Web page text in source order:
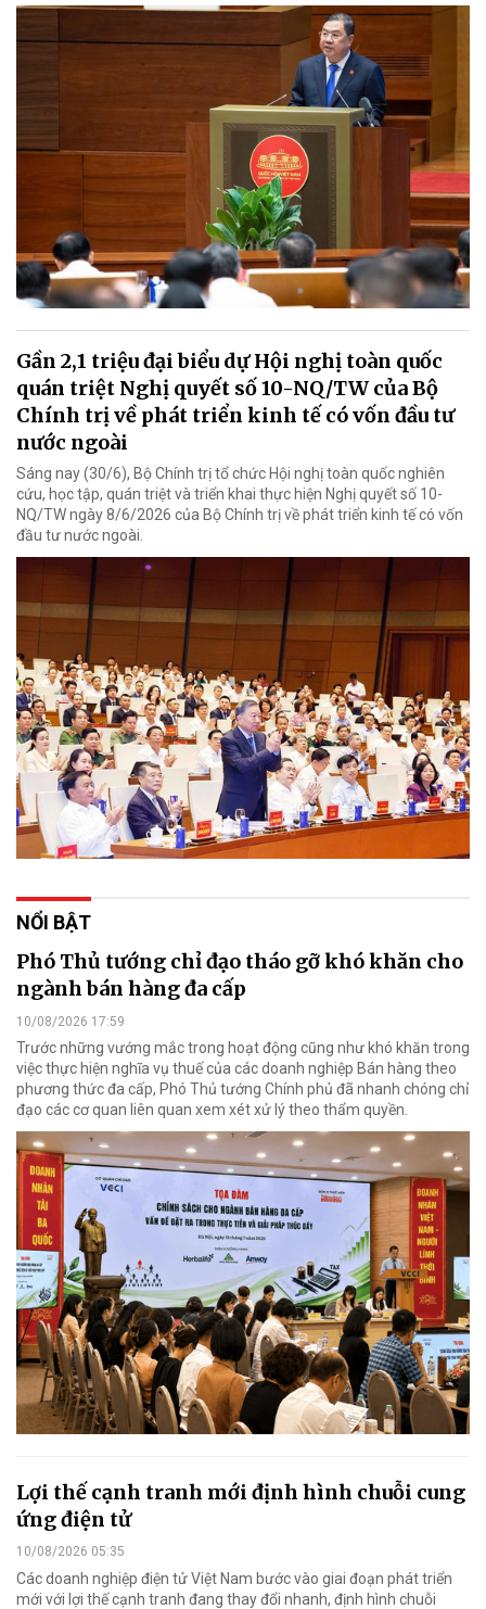
Gần 2,1 triệu đại biểu dự Hội nghị toàn quốc
quán triệt Nghị quyết số 10-NQ/TW của Bộ
Chính trị về phát triển kinh tế có vốn đầu tư
nước ngoài
Sáng nay (30/6), Bộ Chính trị tổ chức Hội nghị toàn quốc nghiên
cứu, học tập, quán triệt và triển khai thực hiện Nghị quyết số 10-
NQ/TW ngày 8/6/2026 của Bộ Chính trị về phát triển kinh tế có vốn
đầu tư nước ngoài.
NỔI BẬT
Phó Thủ tướng chỉ đạo tháo gỡ khó khăn cho
ngành bán hàng đa cấp
10/08/2026 17:59
Trước những vướng mắc trong hoạt động cũng như khó khăn trong
việc thực hiện nghĩa vụ thuế của các doanh nghiệp Bán hàng theo
phương thức đa cấp, Phó Thủ tướng Chính phủ đã nhanh chóng chỉ
đạo các cơ quan liên quan xem xét xử lý theo thẩm quyền.
Lợi thế cạnh tranh mới định hình chuỗi cung
ứng điện tử
10/08/2026 05:35
Các doanh nghiệp điện tử Việt Nam bước vào giai đoạn phát triển
mới với lợi thế cạnh tranh đang thay đổi nhanh, định hình chuỗi